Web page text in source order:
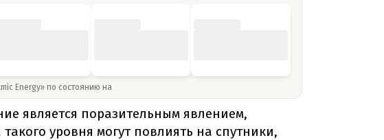
Energy» по состоянию на
является поразительным явлением,
уровня могут повлиять на спутники,